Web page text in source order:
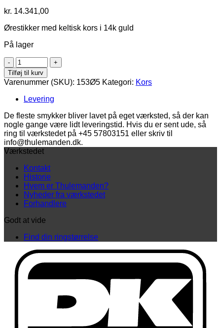
kr. 14.341,00
Ørestikker med keltisk kors i 14k guld
På lager
Keltisk
kors
i
14
k
guld
antal
Tilføj til kurv
Varenummer (SKU): 153Ø5 Kategori: Kors
Levering
De fleste smykker bliver lavet på eget værksted, så der kan
nogle gange være lidt leveringstid. Hvis du er sent ude, så
ring til værkstedet på +45 57803151 eller skriv til
info@thulemanden.dk.
Værkstedet
Kontakt
Historie
Hvem er Thulemanden?
Nyheder fra værkstedet
Forhandlere
Godt at vide
Find din ringstørrelse